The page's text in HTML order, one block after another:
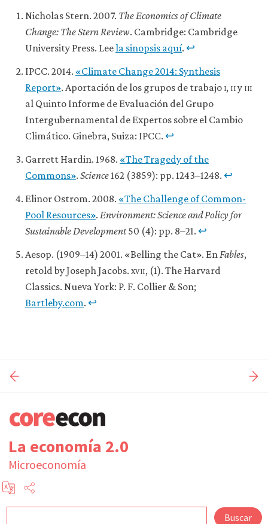
Nicholas Stern. 2007. The Economics of Climate
Change: The Stern Review. Cambridge: Cambridge
University Press. Leela sinopsis aquí. ↩
IPCC. 2014. «Climate Change 2014: Synthesis
Report». Aportación de los grupos de trabajo i, iiy iii
al Quinto Informe de Evaluación del Grupo
Intergubernamental de Expertos sobre el Cambio
Climático. Ginebra, Suiza: IPCC. ↩
Garrett Hardin. 1968. «The Tragedy of the
Commons». Science162 (3859): pp. 1243–1248. ↩
Elinor Ostrom. 2008. «The Challenge of Common-
Pool Resources». Environment: Science and Policy for
Sustainable Development50 (4): pp. 8–21. ↩
Aesop. (1909–14) 2001. «Belling the Cat». EnFables,
retold by Joseph Jacobs. xvii, (1). The Harvard
Classics. Nueva York: P. F. Collier & Son;
Bartleby.com. ↩
La economía 2.0
Microeconomía